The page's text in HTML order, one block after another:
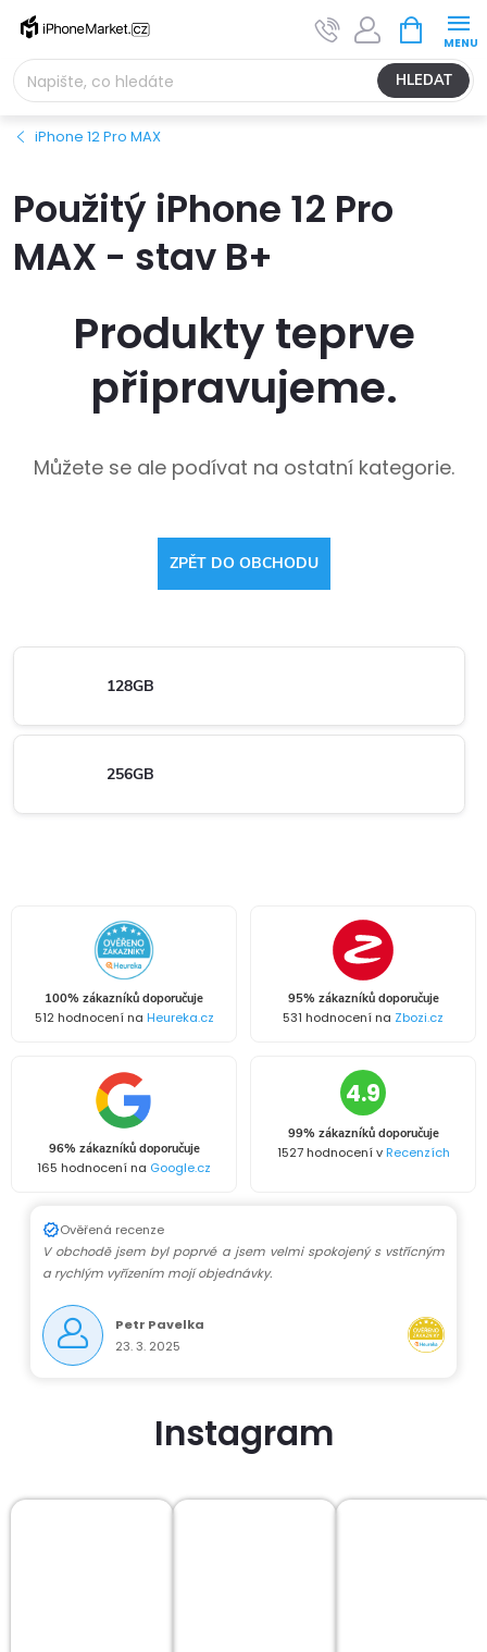
Přejít
obsah
HLEDAT
NÁKUPNÍ
KOŠÍK
iPhone 12 Pro MAX
Použitý iPhone 12 Pro
MAX - stav B+
Produkty teprve
připravujeme.
Můžete se ale podívat na ostatní kategorie.
ZPĚT DO OBCHODU
128GB
256GB
100% zákazníků doporučuje
512 hodnocení na Heureka.cz
95% zákazníků doporučuje
531 hodnocení na Zbozi.cz
96% zákazníků doporučuje
165 hodnocení na Google.cz
4.9
99% zákazníků doporučuje
1527 hodnocení vRecenzích
Ověřená recenze
V obchodě jsem byl poprvé a jsem velmi spokojený s vstřícným
a rychlým vyřízením mojí objednávky.
Petr Pavelka
23. 3. 2025
Instagram